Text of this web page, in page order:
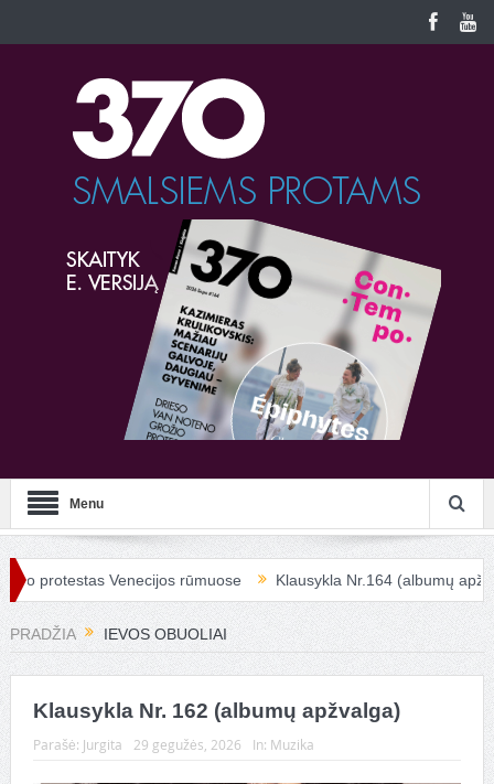
Menu
protestas Venecijos rūmuose Klausykla Nr.164 (albumų
PRADŽIA IEVOS OBUOLIAI
Klausykla Nr. 162 (albumų apžvalga)
Parašė: Jurgita 29 gegužės, 2026 In: Muzika